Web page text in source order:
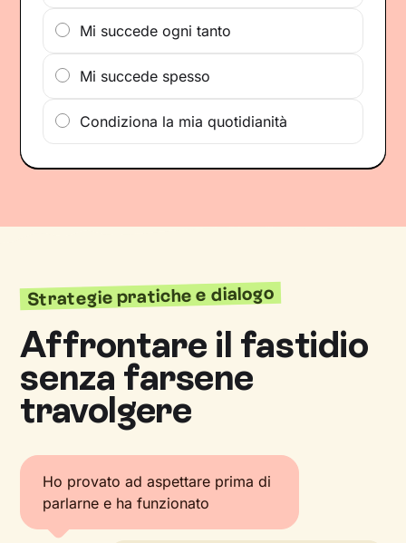
Mi succede ogni tanto
Mi succede spesso
Condiziona la mia quotidianità
Strategie pratiche e dialogo
Affrontare il fastidio
senza farsene
travolgere
Ho provato ad aspettare prima di
parlarne e ha funzionato